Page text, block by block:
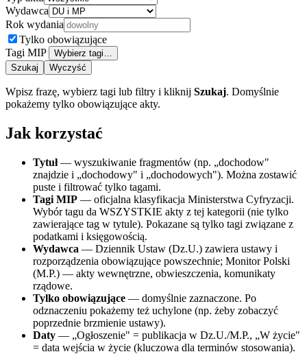
Wydawca
Rok wydania
Tylko obowiązujące
Tagi MIP
Wybierz tagi…
Szukaj
Wyczyść
Wpisz frazę, wybierz tagi lub filtry i kliknij Szukaj. Domyślnie
pokażemy tylko obowiązujące akty.
Jak korzystać
Tytuł— wyszukiwanie fragmentów (np. „dochodow"
znajdzie i „dochodowy" i „dochodowych"). Można zostawić
puste i filtrować tylko tagami.
Tagi MIP — oficjalna klasyfikacja Ministerstwa Cyfryzacji.
Wybór tagu da WSZYSTKIE akty z tej kategorii (nie tylko
zawierające tag w tytule). Pokazane są tylko tagi związane z
podatkami i księgowością.
Wydawca — Dziennik Ustaw (Dz.U.) zawiera ustawy i
rozporządzenia obowiązujące powszechnie; Monitor Polski
(M.P.) — akty wewnętrzne, obwieszczenia, komunikaty
rządowe.
Tylko obowiązujące — domyślnie zaznaczone. Po
odznaczeniu pokażemy też uchylone (np. żeby zobaczyć
poprzednie brzmienie ustawy).
Daty — „Ogłoszenie" = publikacja w Dz.U./M.P., „W życie"
= data wejścia w życie (kluczowa dla terminów stosowania).